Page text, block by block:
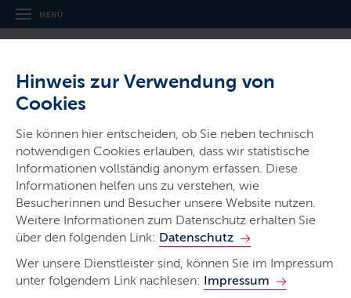
Hinweis zur Verwendung von
Cookies
Sie können hier entscheiden, ob Sie neben technisch
notwendigen Cookies erlauben, dass wir statistische
Informationen vollständig anonym erfassen. Diese
Informationen helfen uns zu verstehen, wie
Besucherinnen und Besucher unsere Website nutzen.
Weitere Informationen zum Datenschutz erhalten Sie
über den folgenden Link: Datenschutz
Wer unsere Dienstleister sind, können Sie im Impressum
unter folgendem Link nachlesen: Impressum
MENÜ
Ministerium für Inneres,
Kommunales, Wohnen und Sport
Ministerien & Behörden